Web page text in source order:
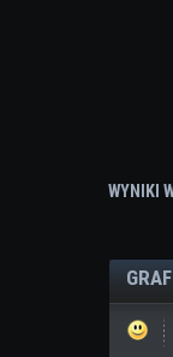
WYNIKI